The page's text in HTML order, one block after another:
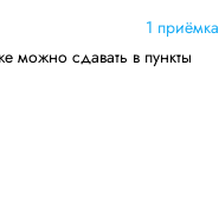
1 приёмка
можно сдавать в пункты